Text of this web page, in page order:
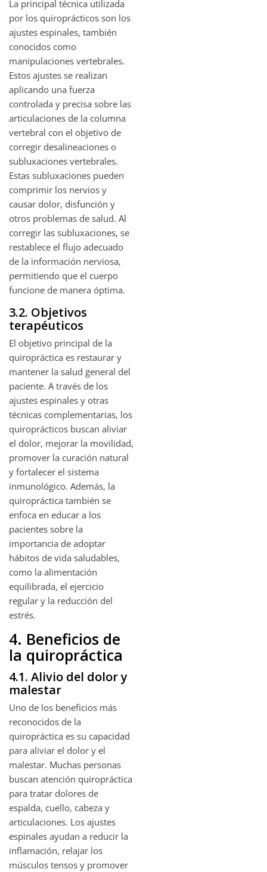
La principal técnica utilizada
por los quiroprácticos son los
ajustes espinales, también
conocidos como
manipulaciones vertebrales.
Estos ajustes se realizan
aplicando una fuerza
controlada y precisa sobre las
articulaciones de la columna
vertebral con el objetivo de
corregir desalineaciones o
subluxaciones vertebrales.
Estas subluxaciones pueden
comprimir los nervios y
causar dolor, disfunción y
otros problemas de salud. Al
corregir las subluxaciones, se
restablece el flujo adecuado
de la información nerviosa,
permitiendo que el cuerpo
funcione de manera óptima.
3.2. Objetivos
terapéuticos
El objetivo principal de la
quiropráctica es restaurar y
mantener la salud general del
paciente. A través de los
ajustes espinales y otras
técnicas complementarias, los
quiroprácticos buscan aliviar
el dolor, mejorar la movilidad,
promover la curación natural
y fortalecer el sistema
inmunológico. Además, la
quiropráctica también se
enfoca en educar a los
pacientes sobre la
importancia de adoptar
hábitos de vida saludables,
como la alimentación
equilibrada, el ejercicio
regular y la reducción del
estrés.
4. Beneficios de
la quiropráctica
4.1. Alivio del dolor y
malestar
Uno de los beneficios más
reconocidos de la
quiropráctica es su capacidad
para aliviar el dolor y el
malestar. Muchas personas
buscan atención quiropráctica
para tratar dolores de
espalda, cuello, cabeza y
articulaciones. Los ajustes
espinales ayudan a reducir la
inflamación, relajar los
músculos tensos y promover